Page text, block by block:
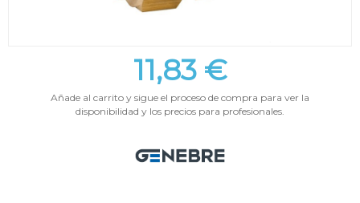
11,83 €
Añade al carrito y sigue el proceso de compra para ver la
disponibilidad y los precios para profesionales.